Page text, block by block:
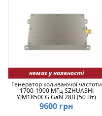
немає у наявності
Генератор коливаючої частоти
1700-1900 МГц SZHUASHI
YJM1850CG GaN 28В (50 Вт)
9600 грн